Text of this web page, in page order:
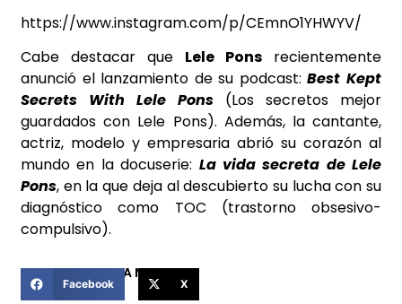
https://www.instagram.com/p/CEmnO1YHWYV/
Cabe destacar que Lele Pons recientemente
anunció el lanzamiento de su podcast:Best Kept
Secrets With Lele Pons (Los secretos mejor
guardados con Lele Pons). Además, la cantante,
actriz, modelo y empresaria abrió su corazón al
mundo en la docuserie: La vida secreta de Lele
Pons, en la que deja al descubierto su lucha con su
diagnóstico como TOC (trastorno obsesivo-
compulsivo).
COMPARTIR ESTA NOTICIA
Facebook X